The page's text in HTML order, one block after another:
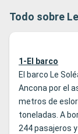
Metros
Todo sobre
1-El barco
El barco Le
Ancona por el
metros de
toneladas. A
244 pasajeros